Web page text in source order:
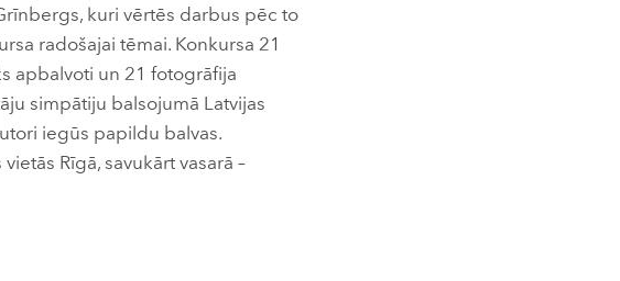
kuri vērtēs darbus pēc to
radošajai tēmai. Konkursa 21
apbalvoti un 21 fotogrāfija
simpātiju balsojumā Latvijas
iegūs papildu balvas.
Rīgā, savukārt vasarā –